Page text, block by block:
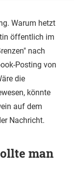
Warum hetzt
öffentlich im
nach
Posting von
die
könnte
auf dem
Nachricht.
man